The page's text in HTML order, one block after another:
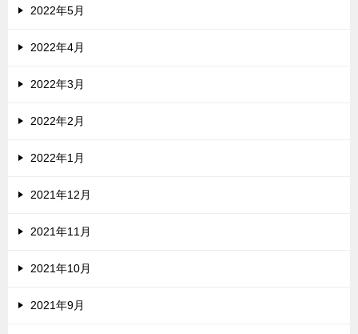
2022年5月
2022年4月
2022年3月
2022年2月
2022年1月
2021年12月
2021年11月
2021年10月
2021年9月